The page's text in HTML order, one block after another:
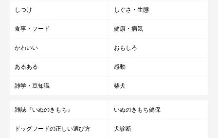
しつけ しぐさ・生態
食事・フード 健康・病気
かわいい おもしろ
あるある 感動
雑学・豆知識 柴犬
雑誌『いぬのきもち』 いぬのきもち健保
ドッグフードの正しい選び方 犬診断